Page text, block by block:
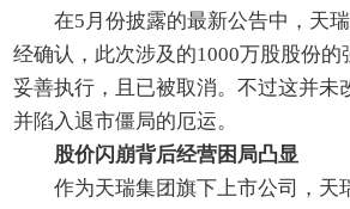
在5月份披露的最新公告中，天
经确认，此次涉及的1000万股股份的
妥善执行，且已被取消。不过这并未
并陷入退市僵局的厄运。
股价闪崩背后经营困局凸显
作为天瑞集团旗下上市公司，天